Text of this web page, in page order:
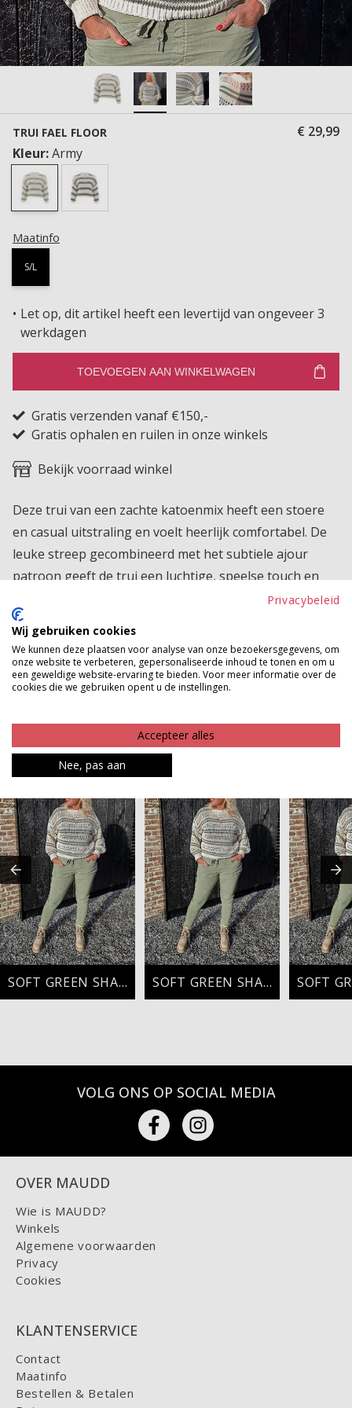
TRUI FAEL FLOOR
€ 29,99
Kleur:Army
Maatinfo
S/L
Let op, dit artikel heeft een levertijd van ongeveer 3
werkdagen
TOEVOEGEN AAN WINKELWAGEN
Gratis verzenden vanaf €150,-
Gratis ophalen en ruilen in onze winkels
Bekijk voorraad winkel
Deze trui van een zachte katoenmix heeft een stoere
en casual uitstraling en voelt heerlijk comfortabel. De
leuke streep gecombineerd met het subtiele ajour
patroon geeft de trui een luchtige, speelse touch en
maakt je outfit net even anders. Perfect voor een
relaxte dag thuis, onderweg of voor een casual look
met een stijlvol randje
Product kenmerken
MAAK JE LOOK COMPLEET
SOFT GREEN SHADES SOFT GREEN SHADES
VOLG ONS OP SOCIAL MEDIA
OVER MAUDD
Wie is MAUDD?
Winkels
Algemene voorwaarden
Privacy
Cookies
KLANTENSERVICE
Contact
Maatinfo
Bestellen & Betalen
Privacybeleid
Wij gebruiken cookies
We kunnen deze plaatsen voor analyse van onze bezoekersgegevens, om
onze website te verbeteren, gepersonaliseerde inhoud te tonen en om u
een geweldige website-ervaring te bieden. Voor meer informatie over de
cookies die we gebruiken opent u de instellingen.
Accepteer alles
Nee, pas aan